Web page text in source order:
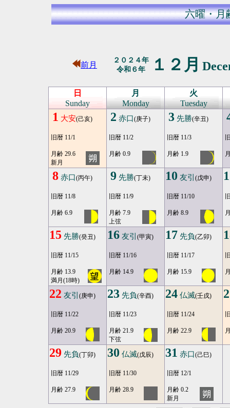
六曜・月
前月
２０２４年
令和６年
１２月
日
Sunday
月
Monday
火
Tuesday
1 大安(己亥)
旧暦 11/1
月齢 29.6
新月
2 赤口(庚子)
旧暦 11/2
月齢 0.9
3 先勝(辛丑)
旧暦 11/3
月齢 1.9
8 赤口(丙午)
旧暦 11/8
月齢 6.9
9 先勝(丁未)
旧暦 11/9
月齢 7.9
上弦
10 友引 (戊申)
旧暦 11/10
月齢 8.9
15 先勝(癸丑)
旧暦 11/15
月齢 13.9
満月(18時)
16 友引 (甲寅)
旧暦 11/16
月齢 14.9
17 先負(乙卯)
旧暦 11/17
月齢 15.9
22 友引 (庚申)
旧暦 11/22
月齢 20.9
23 先負(辛酉)
旧暦 11/23
月齢 21.9
下弦
24 仏滅(壬戌)
旧暦 11/24
月齢 22.9
29 先負(丁卯)
旧暦 11/29
月齢 27.9
30 仏滅(戊辰)
旧暦 11/30
月齢 28.9
31 赤口(己巳)
旧暦 12/1
月齢 0.2
新月